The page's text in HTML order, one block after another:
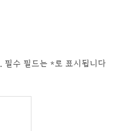
필수 필드는 *로 표시됩니다